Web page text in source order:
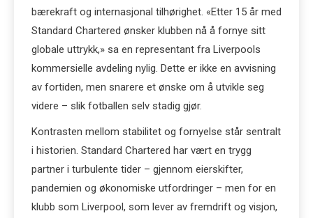
bærekraft og internasjonal tilhørighet. «Etter 15 år med
Standard Chartered ønsker klubben nå å fornye sitt
globale uttrykk,» sa en representant fra Liverpools
kommersielle avdeling nylig. Dette er ikke en avvisning
av fortiden, men snarere et ønske om å utvikle seg
videre – slik fotballen selv stadig gjør.
Kontrasten mellom stabilitet og fornyelse står sentralt
i historien. Standard Chartered har vært en trygg
partner i turbulente tider – gjennom eierskifter,
pandemien og økonomiske utfordringer – men for en
klubb som Liverpool, som lever av fremdrift og visjon,